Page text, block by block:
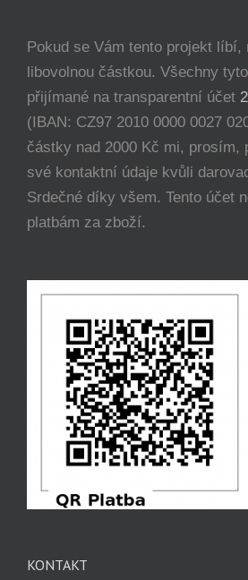
Pokud se Vám tento projekt líbí,
libovolnou částkou. Všechny
přijímané na transparentní účet
(IBAN: CZ97 2010 0000 0027
částky nad 2000 Kč mi, prosím,
své kontaktní údaje kvůli
Srdečné díky všem. Tento účet
platbám za zboží.
KONTAKT